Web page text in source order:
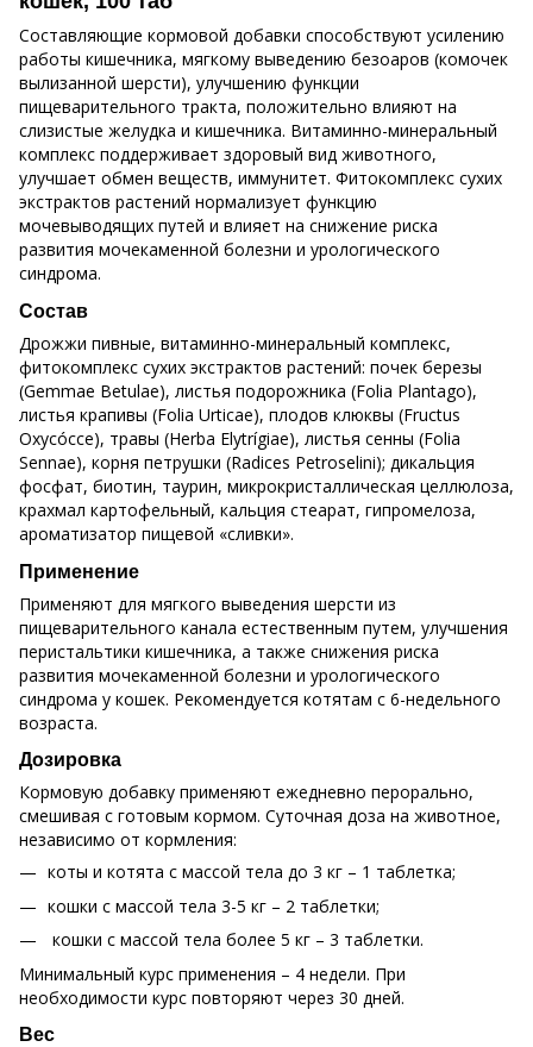
Составляющие кормовой добавки способствуют усилению
работы кишечника, мягкому выведению безоаров (комочек
вылизанной шерсти), улучшению функции
пищеварительного тракта, положительно влияют на
слизистые желудка и кишечника. Витаминно-минеральный
комплекс поддерживает здоровый вид животного,
улучшает обмен веществ, иммунитет. Фитокомплекс сухих
экстрактов растений нормализует функцию
мочевыводящих путей и влияет на снижение риска
развития мочекаменной болезни и урологического
синдрома.
Состав
Дрожжи пивные, витаминно-минеральный комплекс,
фитокомплекс сухих экстрактов растений: почек березы
(Gemmae Betulae), листья подорожника (Foliа Plantago),
листья крапивы (Foliа Urticae), плодов клюквы (Fructus
Oxycóccе), травы (Herba Elytrígiae), листья сенны (Foliа
Sennae), корня петрушки (Radices Petroselini); дикальция
фосфат, биотин, таурин, микрокристаллическая целлюлоза,
крахмал картофельный, кальция стеарат, гипромелоза,
ароматизатор пищевой «сливки».
Применение
Применяют для мягкого выведения шерсти из
пищеварительного канала естественным путем, улучшения
перистальтики кишечника, а также снижения риска
развития мочекаменной болезни и урологического
синдрома у кошек. Рекомендуется котятам с 6-недельного
возраста.
Дозировка
Кормовую добавку применяют ежедневно перорально,
смешивая с готовым кормом. Суточная доза на животное,
независимо от кормления:
коты и котята с массой тела до 3 кг – 1 таблетка;
кошки с массой тела 3-5 кг – 2 таблетки;
кошки с массой тела более 5 кг – 3 таблетки.
Минимальный курс применения – 4 недели. При
необходимости курс повторяют через 30 дней.
Вес